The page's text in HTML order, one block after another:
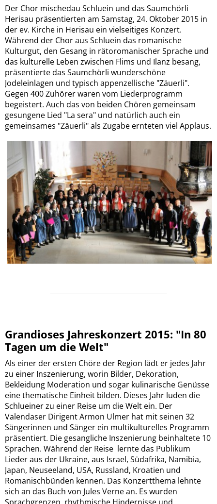
Der Chor mischedau Schluein und das Saumchörli
Herisau präsentierten am Samstag, 24. Oktober 2015 in
der ev. Kirche in Herisau ein vielseitiges Konzert.
Während der Chor aus Schluein das romanische
Kulturgut, den Gesang in rätoromanischer Sprache und
das kulturelle Leben zwischen Flims und Ilanz besang,
präsentierte das Saumchörli wunderschöne
Jodeleinlagen und typisch appenzellische "Zäuerli".
Gegen 400 Zuhörer waren vom Liederprogramm
begeistert. Auch das von beiden Chören gemeinsam
gesungene Lied "La sera" und natürlich auch ein
gemeinsames "Zäuerli" als Zugabe ernteten viel Applaus.
Grandioses Jahreskonzert 2015: "In 80
Tagen um die Welt"
Als einer der ersten Chöre der Region lädt er jedes Jahr
zu einer Inszenierung, worin Bilder, Dekoration,
Bekleidung Moderation und sogar kulinarische Genüsse
eine thematische Einheit bilden. Dieses Jahr luden die
Schlueiner zu einer Reise um die Welt ein. Der
Valendaser Dirigent Armon Ulmer hat mit seinen 32
Sängerinnen und Sänger ein multikulturelles Programm
präsentiert. Die gesangliche Inszenierung beinhaltete 10
Sprachen. Während der Reise lernte das Publikum
Lieder aus der Ukraine, aus Israel, Südafrika, Namibia,
Japan, Neuseeland, USA, Russland, Kroatien und
Romanischbünden kennen. Das Konzertthema lehnte
sich an das Buch von Jules Verne an. Es wurden